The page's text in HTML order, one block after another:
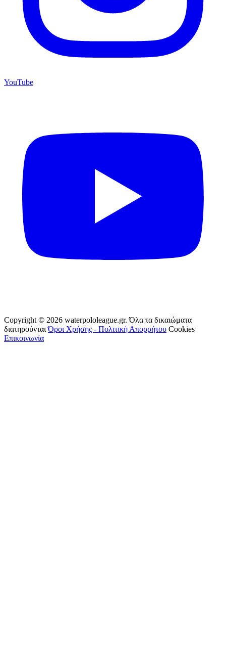
YouTube
Copyright © 2026 waterpololeague.gr. Όλα τα δικαιώματα
διατηρούνταιΌροι Χρήσης - Πολιτική Απορρήτου Cookies
Επικοινωνία